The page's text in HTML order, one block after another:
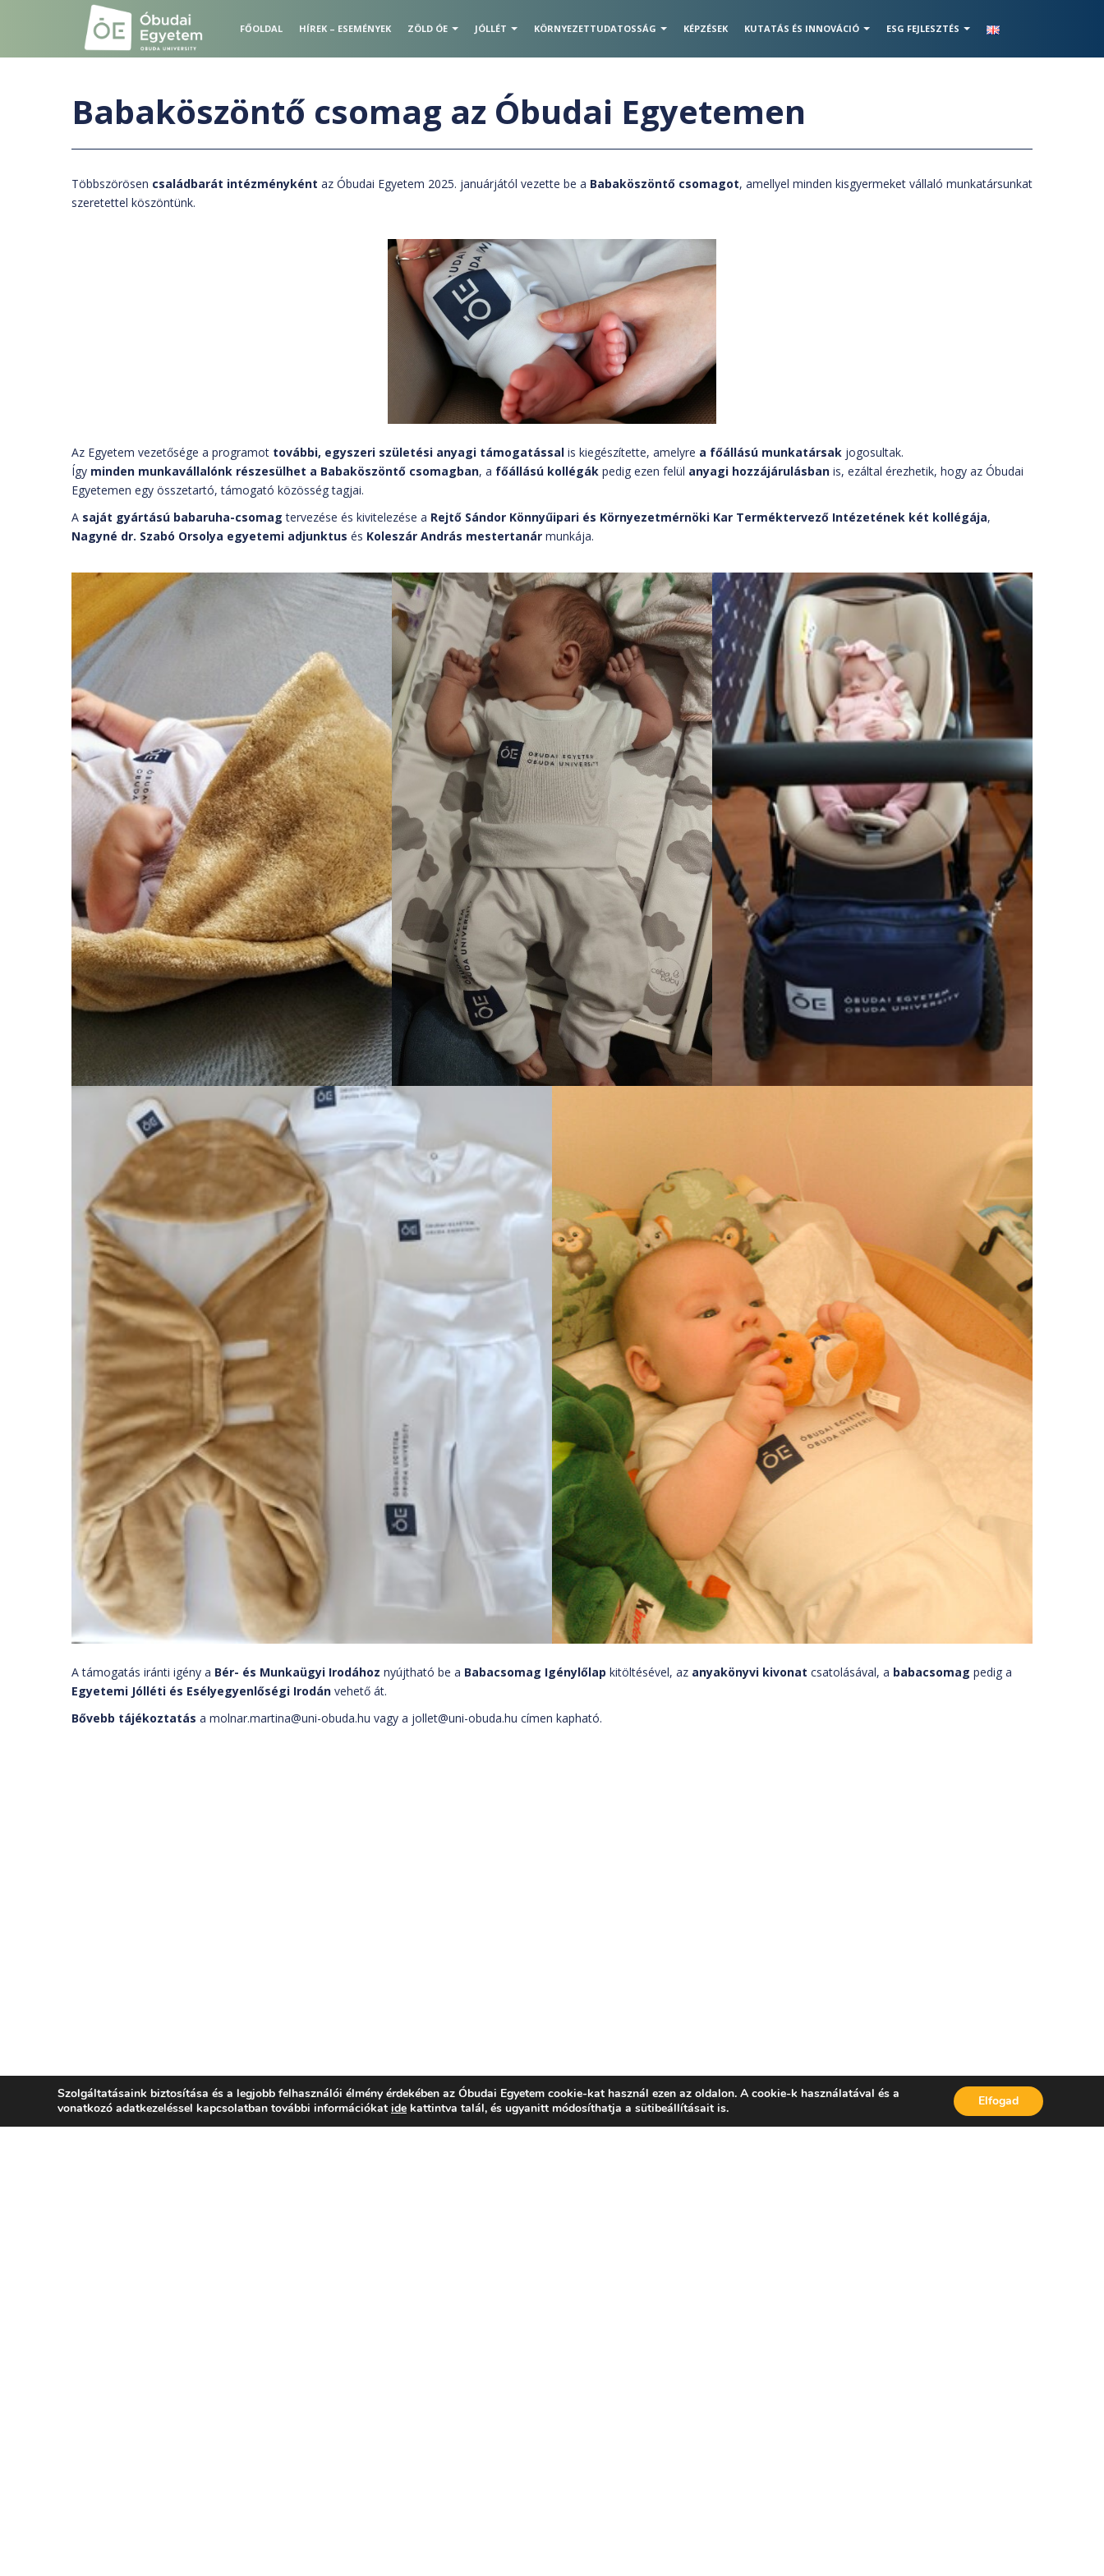
FŐOLDAL HÍREK – ESEMÉNYEK ZÖLD ÓE JÓLLÉT KÖRNYEZETTUDATOSSÁG KÉPZÉSEK KUTATÁS ÉS INNOVÁCIÓ ESG FEJLESZTÉS
Babaköszöntő csomag az Óbudai Egyetemen
Többszörösen családbarát intézményként az Óbudai Egyetem 2025. januárjától vezette be a Babaköszöntő csomagot, amellyel minden kisgyermeket vállaló munkatársunkat
szeretettel köszöntünk.
Az Egyetem vezetősége a programot további, egyszeri születési anyagi támogatással is kiegészítette, amelyre a főállású munkatársak jogosultak.
Így minden munkavállalónk részesülhet a Babaköszöntő csomagban, a főállású kollégák pedig ezen felül anyagi hozzájárulásban is, ezáltal érezhetik, hogy az Óbudai
Egyetemen egy összetartó, támogató közösség tagjai.
A saját gyártású babaruha-csomag tervezése és kivitelezése a Rejtő Sándor Könnyűipari és Környezetmérnöki Kar Terméktervező Intézetének két kollégája,
Nagyné dr. Szabó Orsolya egyetemi adjunktus és Koleszár András mestertanár munkája.
A támogatás iránti igény a Bér- és Munkaügyi Irodához nyújtható be a Babacsomag Igénylőlap kitöltésével, az anyakönyvi kivonat csatolásával, a babacsomag pedig a
Egyetemi Jólléti és Esélyegyenlőségi Irodán vehető át.
Bővebb tájékoztatás a molnar.martina@uni-obuda.hu vagy a jollet@uni-obuda.hu címen kapható.
Szolgáltatásaink biztosítása és a legjobb felhasználói élmény érdekében az Óbudai Egyetem cookie-kat használ ezen az oldalon. A cookie-k használatával és a
vonatkozó adatkezeléssel kapcsolatban további információkat ide kattintva talál, és ugyanitt módosíthatja a sütibeállításait is. Elfogad